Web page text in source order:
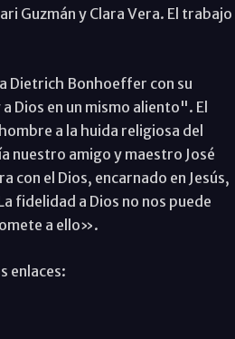
Guzmán y Clara Vera. El trabajo
Dietrich Bonhoeffer con su
Dios en un mismo aliento". El
a la huida religiosa del
nuestro amigo y maestro José
con el Dios, encarnado en Jesús,
fidelidad a Dios no nos puede
a ello».
enlaces: